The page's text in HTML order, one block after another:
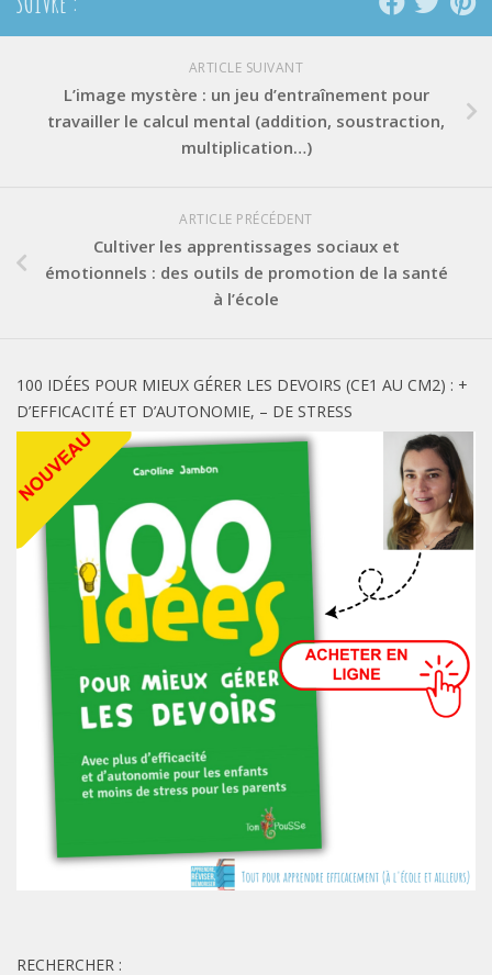
ARTICLE SUIVANT
L’image mystère : un jeu d’entraînement pour
travailler le calcul mental (addition, soustraction,
multiplication…)
ARTICLE PRÉCÉDENT
Cultiver les apprentissages sociaux et
émotionnels : des outils de promotion de la santé
à l’école
100 IDÉES POUR MIEUX GÉRER LES DEVOIRS (CE1 AU CM2) : +
D’EFFICACITÉ ET D’AUTONOMIE, – DE STRESS
RECHERCHER :